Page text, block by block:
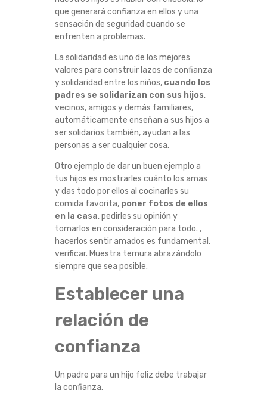
que generará confianza en ellos y una
sensación de seguridad cuando se
enfrenten a problemas.
La solidaridad es uno de los mejores
valores para construir lazos de confianza
y solidaridad entre los niños, cuando los
padres se solidarizan con sus hijos,
vecinos, amigos y demás familiares,
automáticamente enseñan a sus hijos a
ser solidarios también, ayudan a las
personas a ser cualquier cosa.
Otro ejemplo de dar un buen ejemplo a
tus hijos es mostrarles cuánto los amas
y das todo por ellos al cocinarles su
comida favorita, poner fotos de ellos
en la casa, pedirles su opinión y
tomarlos en consideración para todo. ,
hacerlos sentir amados es fundamental.
verificar. Muestra ternura abrazándolo
siempre que sea posible.
Establecer una
relación de
confianza
Un padre para un hijo feliz debe trabajar
la confianza.